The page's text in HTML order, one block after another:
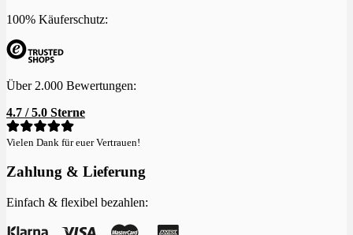
100% Käuferschutz:
Über 2.000 Bewertungen:
4.7 / 5.0 Sterne
Vielen Dank für euer Vertrauen!
Zahlung & Lieferung
Einfach & flexibel bezahlen: